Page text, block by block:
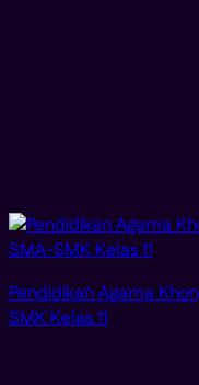
Pendidikan Agama
SMK Kelas 11